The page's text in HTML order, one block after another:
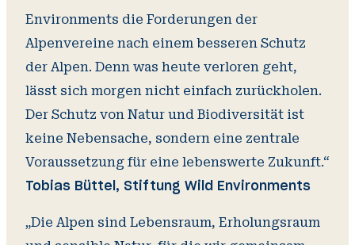
Environments die Forderungen der
Alpenvereine nach einem besseren Schutz
der Alpen. Denn was heute verloren geht,
lässt sich morgen nicht einfach zurückholen.
Der Schutz von Natur und Biodiversität ist
keine Nebensache, sondern eine zentrale
Voraussetzung für eine lebenswerte Zukunft.“
Tobias Büttel, Stiftung Wild Environments
„Die Alpen sind Lebensraum, Erholungsraum